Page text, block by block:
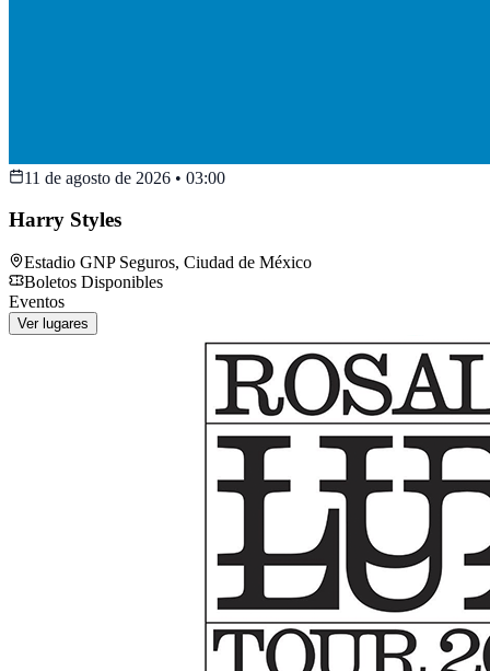
11 de agosto de 2026 • 03:00
Harry Styles
Estadio GNP Seguros, Ciudad de México
Boletos Disponibles
Eventos
Ver lugares